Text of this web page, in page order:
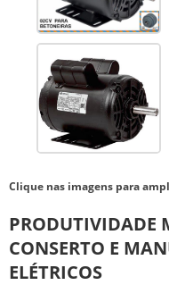
Clique nas imagens para
PRODUTIVIDADE
CONSERTO E
ELÉTRICOS